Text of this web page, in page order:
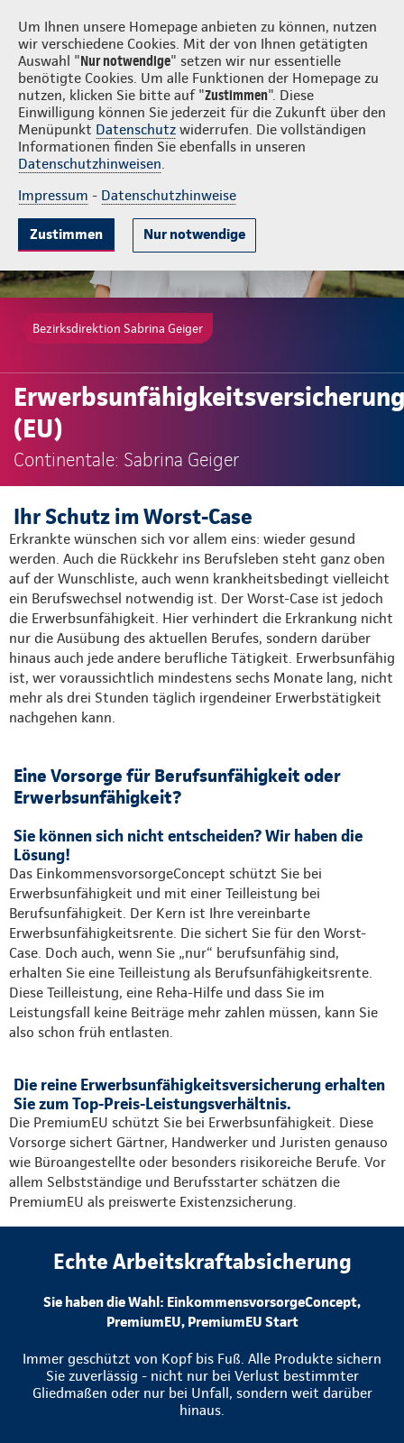
Um Ihnen unsere Homepage anbieten zu können, nutzen
wir verschiedene Cookies. Mit der von Ihnen getätigten
Auswahl "Nur notwendige" setzen wir nur essentielle
benötigte Cookies. Um alle Funktionen der Homepage zu
nutzen, klicken Sie bitte auf "Zustimmen". Diese
Einwilligung können Sie jederzeit für die Zukunft über den
Menüpunkt Datenschutz widerrufen. Die vollständigen
Informationen finden Sie ebenfalls in unseren
Datenschutzhinweisen.
Impressum - Datenschutzhinweise
Zustimmen Nur notwendige
Sabrina Geiger Login
Gute Gründe Tarife & Leistungen Wissenswertes Beratung &
Bezirksdirektion Sabrina Geiger
(EU)
Continentale: Sabrina Geiger
Ihr Schutz im Worst-Case
Erkrankte wünschen sich vor allem eins: wieder gesund
werden. Auch die Rückkehr ins Berufsleben steht ganz oben
auf der Wunschliste, auch wenn krankheitsbedingt vielleicht
ein Berufswechsel notwendig ist. Der Worst-Case ist jedoch
die Erwerbsunfähigkeit. Hier verhindert die Erkrankung nicht
nur die Ausübung des aktuellen Berufes, sondern darüber
hinaus auch jede andere berufliche Tätigkeit. Erwerbsunfähig
ist, wer voraussichtlich mindestens sechs Monate lang, nicht
mehr als drei Stunden täglich irgendeiner Erwerbstätigkeit
nachgehen kann.
Eine Vorsorge für Berufsunfähigkeit oder
Erwerbsunfähigkeit?
Sie können sich nicht entscheiden? Wir haben die
Lösung!
Das EinkommensvorsorgeConcept schützt Sie bei
Erwerbsunfähigkeit und mit einer Teilleistung bei
Berufsunfähigkeit. Der Kern ist Ihre vereinbarte
Erwerbsunfähigkeitsrente. Die sichert Sie für den Worst-
Case. Doch auch, wenn Sie „nur“ berufsunfähig sind,
erhalten Sie eine Teilleistung als Berufsunfähigkeitsrente.
Diese Teilleistung, eine Reha-Hilfe und dass Sie im
Leistungsfall keine Beiträge mehr zahlen müssen, kann Sie
also schon früh entlasten.
Die reine Erwerbsunfähigkeitsversicherung erhalten
Sie zum Top-Preis-Leistungsverhältnis.
Die PremiumEU schützt Sie bei Erwerbsunfähigkeit. Diese
Vorsorge sichert Gärtner, Handwerker und Juristen genauso
wie Büroangestellte oder besonders risikoreiche Berufe. Vor
allem Selbstständige und Berufsstarter schätzen die
PremiumEU als preiswerte Existenzsicherung.
Echte Arbeitskraftabsicherung
Sie haben die Wahl: EinkommensvorsorgeConcept,
PremiumEU, PremiumEU Start
Immer geschützt von Kopf bis Fuß. Alle Produkte sichern
Sie zuverlässig - nicht nur bei Verlust bestimmter
Gliedmaßen oder nur bei Unfall, sondern weit darüber
hinaus.